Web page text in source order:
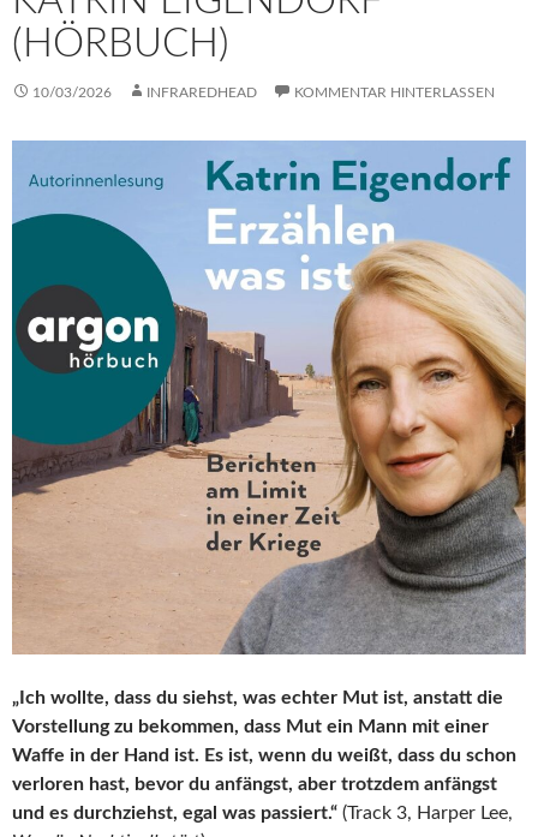
(HÖRBUCH)
10/03/2026 INFRAREDHEAD KOMMENTAR HINTERLASSEN
„Ich wollte, dass du siehst, was echter Mut ist, anstatt die
Vorstellung zu bekommen, dass Mut ein Mann mit einer
Waffe in der Hand ist. Es ist, wenn du weißt, dass du schon
verloren hast, bevor du anfängst, aber trotzdem anfängst
und es durchziehst, egal was passiert.“ (Track 3, Harper Lee,